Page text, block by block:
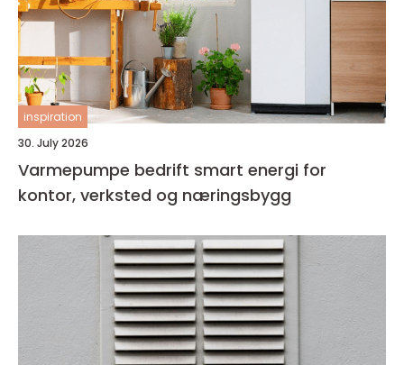
inspiration
30. July 2026
Varmepumpe bedrift smart energi for
kontor, verksted og næringsbygg